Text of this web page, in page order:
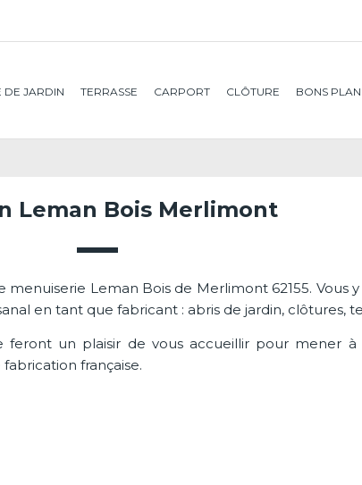
DE JARDIN TERRASSE CARPORT CLÔTURE BONS
Leman Bois Merlimont
menuiserie Leman Bois de Merlimont 62155.
en tant que fabricant : abris de jardin, clôtures,
feront un plaisir de vous accueillir pour mener
française.